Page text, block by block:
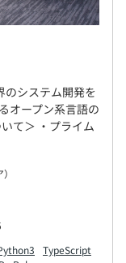
のシステム開発を
オープン系言語の
て＞ ・プライム
TypeScript